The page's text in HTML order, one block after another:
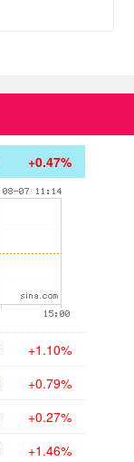
+0.47%
+1.10%
+0.79%
+0.27%
+1.46%